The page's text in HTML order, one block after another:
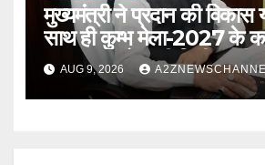
मुख्यमंत्री ने प्रदान की
साथ ही कुम्भ मेला-2027 के
80.96 करोड़ की वित्तीय
AUG 9, 2026